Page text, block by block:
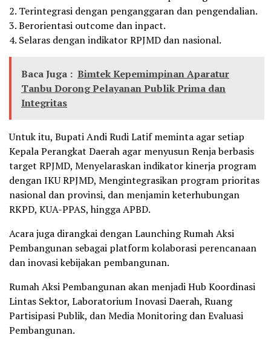
2. Terintegrasi dengan penganggaran dan pengendalian.
3. Berorientasi outcome dan inpact.
4. Selaras dengan indikator RPJMD dan nasional.
Baca Juga : Bimtek Kepemimpinan Aparatur
Tanbu Dorong Pelayanan Publik Prima dan
Integritas
Untuk itu, Bupati Andi Rudi Latif meminta agar setiap
Kepala Perangkat Daerah agar menyusun Renja berbasis
target RPJMD, Menyelaraskan indikator kinerja program
dengan IKU RPJMD, Mengintegrasikan program prioritas
nasional dan provinsi, dan menjamin keterhubungan
RKPD, KUA-PPAS, hingga APBD.
Acara juga dirangkai dengan Launching Rumah Aksi
Pembangunan sebagai platform kolaborasi perencanaan
dan inovasi kebijakan pembangunan.
Rumah Aksi Pembangunan akan menjadi Hub Koordinasi
Lintas Sektor, Laboratorium Inovasi Daerah, Ruang
Partisipasi Publik, dan Media Monitoring dan Evaluasi
Pembangunan.